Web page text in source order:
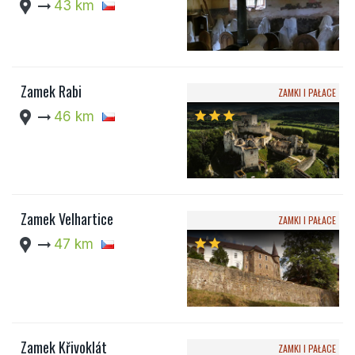
location_pin arrow_right_alt 43 km
Zamek Rabi
location_pin arrow_right_alt 46 km
ZAMKI I PAŁACE
starstarstar
Zamek Velhartice
location_pin arrow_right_alt 47 km
ZAMKI I PAŁACE
starstar
Zamek Křivoklát ZAMKI I PAŁACE